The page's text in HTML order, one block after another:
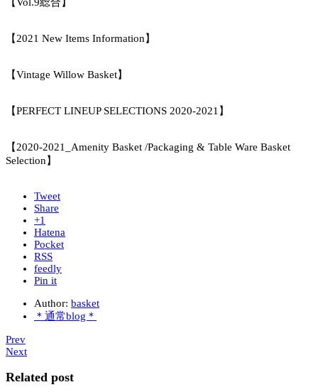
【2021 New Items Information】
【Vintage Willow Basket】
【PERFECT LINEUP SELECTIONS 2020-2021】
【2020-2021_Amenity Basket /Packaging & Table Ware Basket
Selection】
Tweet
Share
+1
Hatena
Pocket
RSS
feedly
Pin it
Author: basket
＊通常blog＊
Prev
Next
Related post